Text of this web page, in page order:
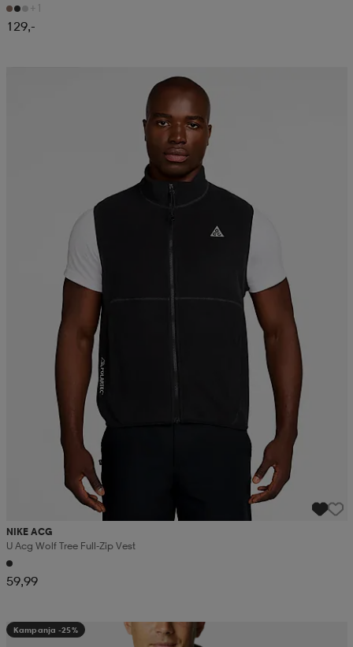
+1
129,-
NIKE ACG
U Acg Wolf Tree Full-Zip Vest
59,99
Kampanja -25%